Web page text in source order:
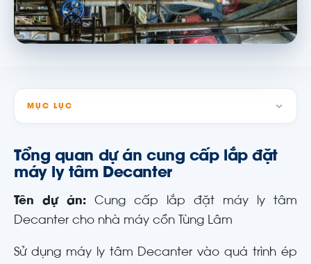
MỤC LỤC
Tổng quan dự án cung cấp lắp đặt
máy ly tâm Decanter
Tên dự án: Cung cấp lắp đặt máy ly tâm
Decanter cho nhà máy cồn Tùng Lâm
Sử dụng máy ly tâm Decanter vào quá trình ép